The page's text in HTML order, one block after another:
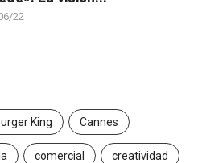
22
King Cannes
comercial creatividad